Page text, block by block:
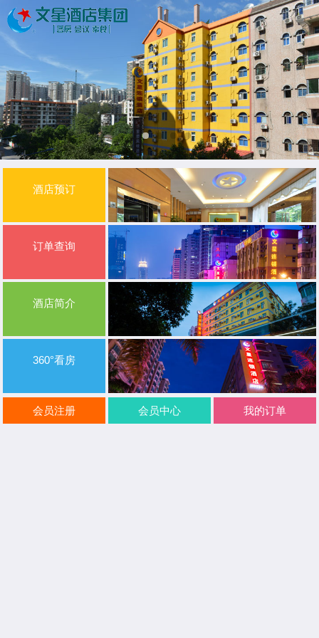
酒店预订 酒店预订酒店预订
订单查询 订单查询订单查询
酒店简介 酒店简介酒店简介
360°看房 360°看房360°看房
会员注册 会员中心 我的订单